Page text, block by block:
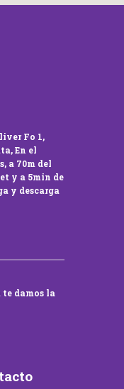
Fo 1,
En el
a 70m del
y a 5min de
y descarga
te damos la